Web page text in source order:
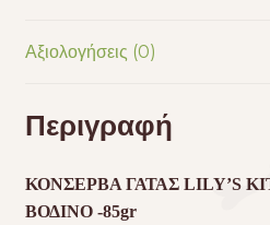
Αξιολογήσεις (0)
Περιγραφή
ΚΟΝΣΕΡΒΑ ΓΑΤΑΣ LILY’S
ΒΟΔΙΝΟ -85gr